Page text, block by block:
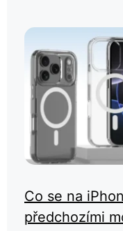
Co se na
předchozími